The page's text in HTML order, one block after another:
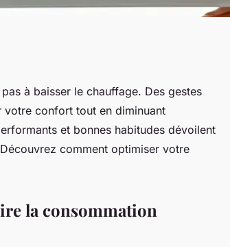
à baisser le chauffage. Des gestes
votre confort tout en diminuant
et bonnes habitudes dévoilent
comment optimiser votre
la consommation